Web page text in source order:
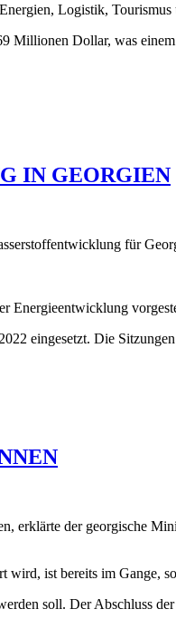
Logistik, Tourismus
Dollar, was
IN GEORGIEN
für
Energieentwicklung
eingesetzt. Die
erklärte der georgische
wird, ist bereits im Gange,
soll. Der Abschluss